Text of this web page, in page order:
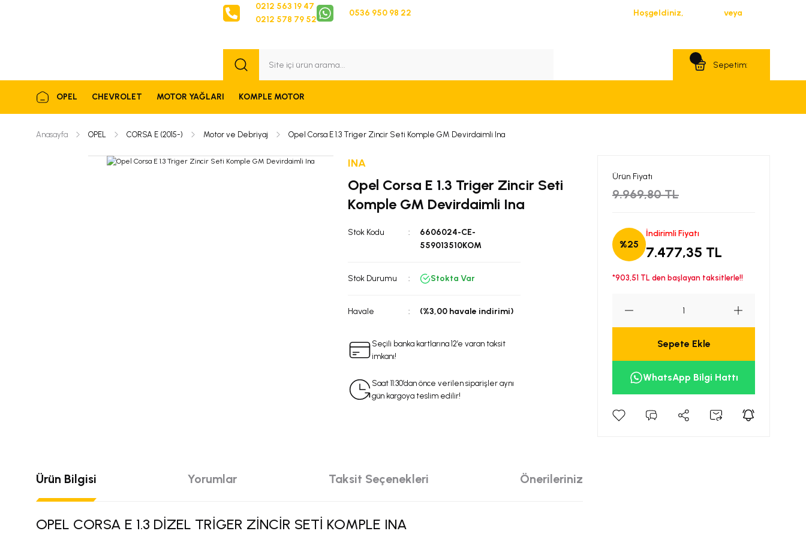
0212 563 19 47
0212 578 79 52
0536 950 98 22 Hoşgeldiniz, veya
Sepetim:
OPEL CHEVROLET MOTOR YAĞLARI KOMPLE MOTOR
Anasayfa OPEL CORSA E (2015-) Motor ve Debriyaj Opel Corsa E 1.3 Triger Zincir Seti Komple GM Devirdaimli Ina
INA
Opel Corsa E 1.3 Triger Zincir Seti
Komple GM Devirdaimli Ina
Stok Kodu
6606024-CE-
559013510KOM
Stok Durumu Stokta Var
Havale (%3,00 havale indirimi)
Seçili banka kartlarına 12’e varan taksit
imkanı!
Saat 11:30’dan önce verilen siparişler aynı
gün kargoya teslim edilir!
Ürün Fiyatı
9.969,80 TL
%25
İndirimli Fiyatı
7.477,35 TL
*903,51 TL den başlayan taksitlerle!!
Sepete Ekle
WhatsApp Bilgi Hattı
Ürün Bilgisi Yorumlar Taksit Seçenekleri Önerileriniz
OPEL CORSA E 1.3 DİZEL TRİGER ZİNCİR SETİ KOMPLE INA